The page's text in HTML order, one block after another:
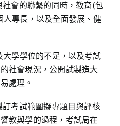
會的聯繫的同時，教育(包
專長，以及全面發展、健
學學位的不足，以及考試
社會現況，公開試製造大
處理。
考試範圍擬專題目與評核
教與學的過程，考試局在